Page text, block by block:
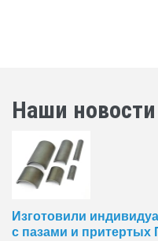
Наши новости
Изготовили
с пазами и притертых